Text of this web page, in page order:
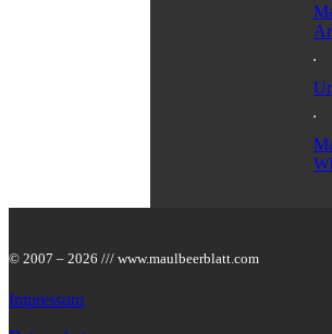
© 2007 – 2026 /// www.maulbeerblatt.com
Impressum